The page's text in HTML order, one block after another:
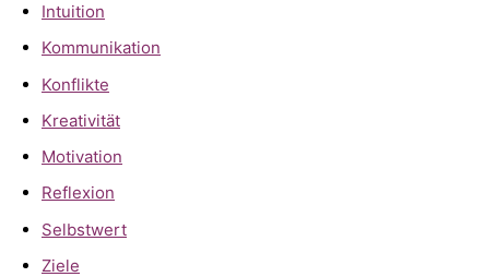
Intuition
Kommunikation
Konflikte
Kreativität
Motivation
Reflexion
Selbstwert
Ziele